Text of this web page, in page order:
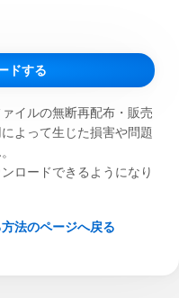
ドする
イルの無断再配布・販売
よって生じた損害や問題
ロードできるようになり
法のページへ戻る